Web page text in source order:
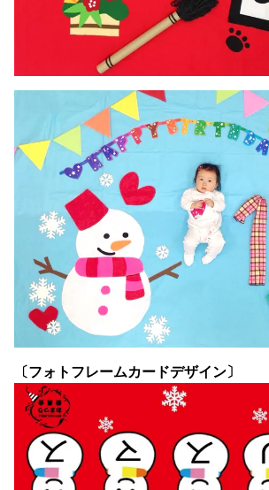
〔フォトフレームカードデザイン〕